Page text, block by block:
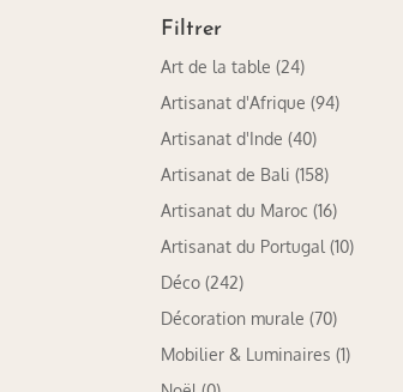
Filtrer
Art de la table (24)
Artisanat d'Afrique (94)
Artisanat d'Inde (40)
Artisanat de Bali (158)
Artisanat du Maroc (16)
Artisanat du Portugal (10)
Déco (242)
Décoration murale (70)
Mobilier & Luminaires (1)